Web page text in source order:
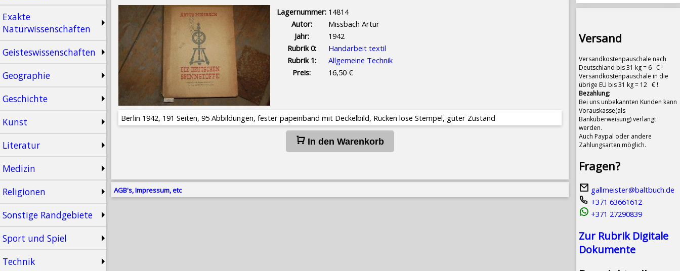
Exakte
Naturwissenschaften
Geisteswissenschaften
Geographie
Geschichte
Kunst
Literatur
Medizin
Religionen
Sonstige Randgebiete
Sport und Spiel
Technik
Versand
Versandkostenpauschale nach
Deutschland bis 31 kg = 6 € !
Versandkostenpauschale in die
übrige EU bis 31 kg = 12 € !
Bezahlung:
Bei uns unbekannten Kunden kann
Vorauskasse(als
Banküberweisung) verlangt
werden.
Auch Paypal oder andere
Zahlungsarten möglich.
Fragen?
gallmeister@baltbuch.de
+371 63661612
+371 27290839
Zur Rubrik Digitale
Dokumente
Lagernummer: 14814
Autor:
Missbach Artur
Jahr:
1942
Rubrik 0:
Handarbeit textil
Rubrik 1:
Allgemeine Technik
Preis:
16,50 €
Berlin 1942, 191 Seiten, 95 Abbildungen, fester papeinband mit Deckelbild, Rücken lose Stempel, guter Zustand
In den Warenkorb
AGB's, Impressum, etc